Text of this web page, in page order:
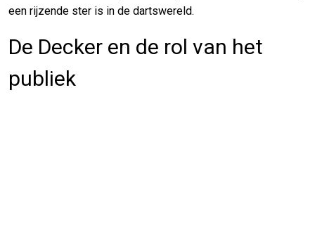
een rijzende ster is in de dartswereld.
De Decker en de rol van het
publiek